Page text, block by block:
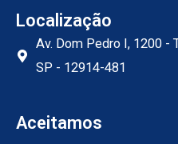
Aceitamos
Localização
Av. Dom Pedro I, 1200 -
SP - 12914-481
k
a
m